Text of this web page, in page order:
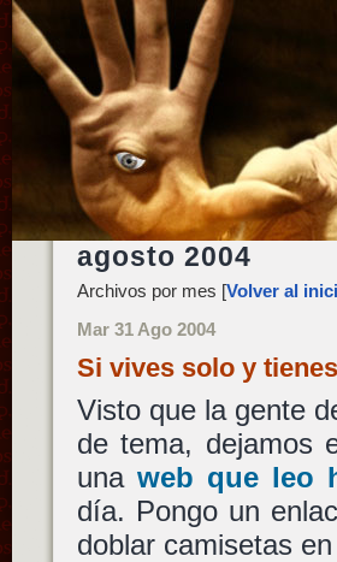
agosto 2004
Archivos por mes [Volver al
Mar 31 Ago 2004
Si vives solo y
Visto que la gente
de tema, dejamos
una web que leo
día. Pongo un
doblar camisetas